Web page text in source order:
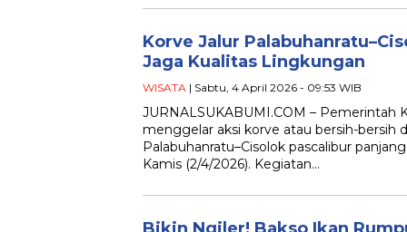
Korve Jalur
Jaga Kualitas Lingkungan
WISATA | Sabtu, 4 April 2026 - 09:53 WIB
JURNALSUKABUMI.COM – Pemerintah
menggelar aksi korve atau bersih-bersih
Palabuhanratu–Cisolok pascalibur
Kamis (2/4/2026). Kegiatan…